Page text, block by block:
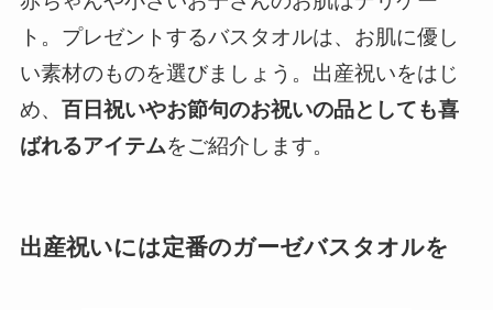
ト。プレゼントするバスタオルは、お肌に優し
い素材のものを選びましょう。出産祝いをはじ
め、 百日祝いやお節句のお祝いの品としても喜
ばれるアイテムをご紹介します。
出産祝いには定番のガーゼバスタオルを